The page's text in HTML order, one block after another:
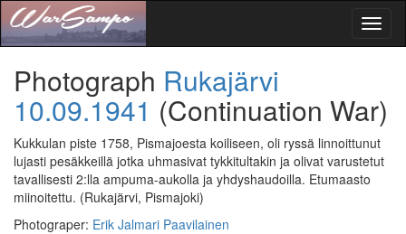
Photograph Rukajärvi
10.09.1941 (Continuation War)
Kukkulan piste 1758, Pismajoesta koiliseen, oli ryssä linnoittunut
lujasti pesäkkeillä jotka uhmasivat tykkitultakin ja olivat varustetut
tavallisesti 2:lla ampuma-aukolla ja yhdyshaudoilla. Etumaasto
miinoitettu. (Rukajärvi, Pismajoki)
Photograper: Erik Jalmari Paavilainen